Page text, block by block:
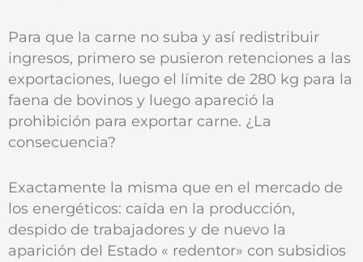
Para que la carne no suba y así redistribuir
ingresos, primero se pusieron retenciones a las
exportaciones, luego el límite de 280 kg para la
faena de bovinos y luego apareció la
prohibición para exportar carne. ¿La
consecuencia?
Exactamente la misma que en el mercado de
los energéticos: caída en la producción,
despido de trabajadores y de nuevo la
aparición del Estado « redentor» con subsidios